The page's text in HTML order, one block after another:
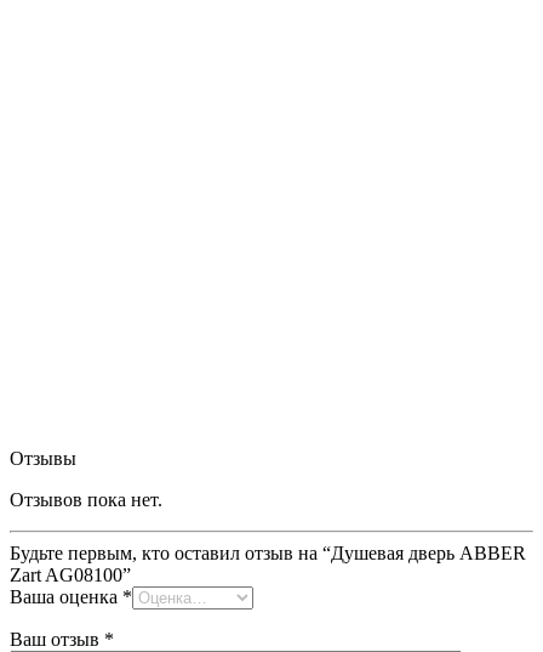
Отзывы
Отзывов пока нет.
Будьте первым, кто оставил отзыв на “Душевая дверь ABBER
Zart AG08100”
Ваша оценка *
Ваш отзыв *